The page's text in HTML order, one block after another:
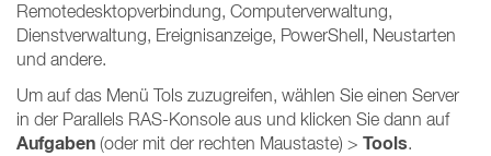
Remotedesktopverbindung, Computerverwaltung,
Dienstverwaltung, Ereignisanzeige, PowerShell, Neustarten
und andere.
Um auf das Menü Tols zuzugreifen, wählen Sie einen Server
in der Parallels RAS-Konsole aus und klicken Sie dann auf
Aufgaben (oder mit der rechten Maustaste) > Tools.